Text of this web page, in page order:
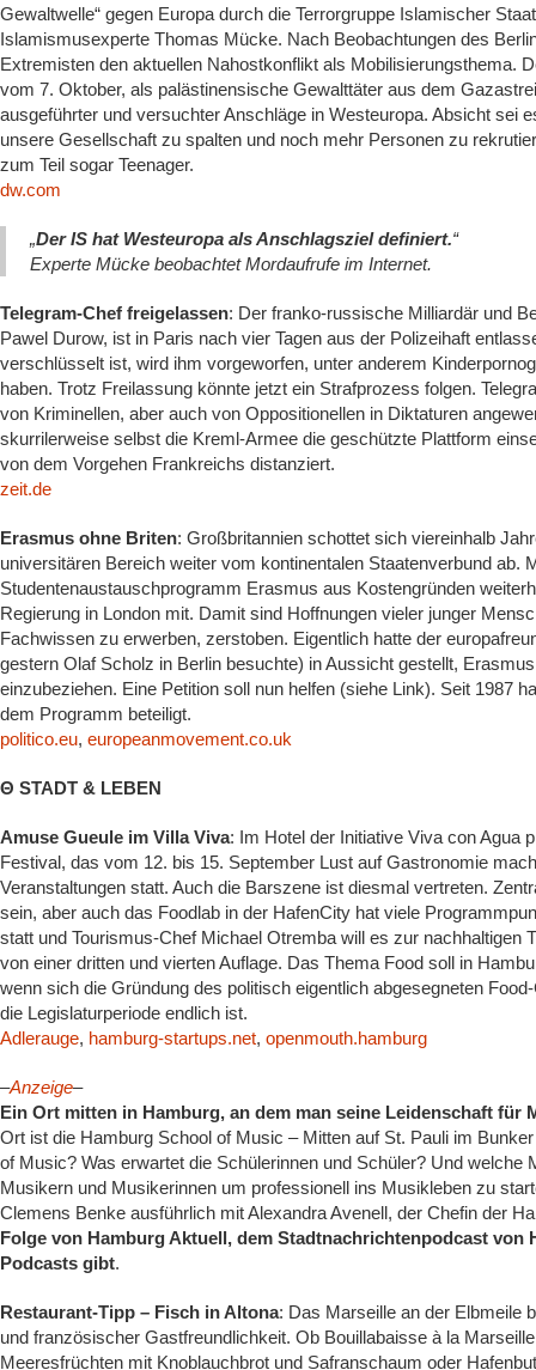
Gewaltwelle“ gegen Europa durch die Terrorgruppe Islamischer
Islamismusexperte Thomas Mücke. Nach Beobachtungen des
Extremisten den aktuellen Nahostkonflikt als Mobilisierungsthema.
vom 7. Oktober, als palästinensische Gewalttäter aus dem
ausgeführter und versuchter Anschläge in Westeuropa. Absicht sei
unsere Gesellschaft zu spalten und noch mehr Personen zu
zum Teil sogar Teenager.
dw.com
„Der IS hat Westeuropa als Anschlagsziel definiert.“
Experte Mücke beobachtet Mordaufrufe im Internet.
Telegram-Chef freigelassen: Der franko-russische Milliardär und
Pawel Durow, ist in Paris nach vier Tagen aus der Polizeihaft
verschlüsselt ist, wird ihm vorgeworfen, unter anderem
haben. Trotz Freilassung könnte jetzt ein Strafprozess folgen.
von Kriminellen, aber auch von Oppositionellen in Diktaturen
skurrilerweise selbst die Kreml-Armee die geschützte Plattform
von dem Vorgehen Frankreichs distanziert.
zeit.de
Erasmus ohne Briten: Großbritannien schottet sich viereinhalb
universitären Bereich weiter vom kontinentalen Staatenverbund ab.
Studentenaustauschprogramm Erasmus aus Kostengründen
Regierung in London mit. Damit sind Hoffnungen vieler junger
Fachwissen zu erwerben, zerstoben. Eigentlich hatte der
gestern Olaf Scholz in Berlin besuchte) in Aussicht gestellt,
einzubeziehen. Eine Petition soll nun helfen (siehe Link). Seit 1987
dem Programm beteiligt.
politico.eu, europeanmovement.co.uk
Θ STADT & LEBEN
Amuse Gueule im Villa Viva: Im Hotel der Initiative Viva con Agua
Festival, das vom 12. bis 15. September Lust auf Gastronomie
Veranstaltungen statt. Auch die Barszene ist diesmal vertreten.
sein, aber auch das Foodlab in der HafenCity hat viele
statt und Tourismus-Chef Michael Otremba will es zur nachhaltigen
von einer dritten und vierten Auflage. Das Thema Food soll in
wenn sich die Gründung des politisch eigentlich abgesegneten
die Legislaturperiode endlich ist.
Adlerauge, hamburg-startups.net, openmouth.hamburg
–Anzeige–
Ein Ort mitten in Hamburg, an dem man seine Leidenschaft für
Ort ist die Hamburg School of Music – Mitten auf St. Pauli im
of Music? Was erwartet die Schülerinnen und Schüler? Und welche
Musikern und Musikerinnen um professionell ins Musikleben zu
Clemens Benke ausführlich mit Alexandra Avenell, der Chefin der
Folge von Hamburg Aktuell, dem Stadtnachrichtenpodcast von
Podcasts gibt.
Restaurant-Tipp – Fisch in Altona: Das Marseille an der Elbmeile
und französischer Gastfreundlichkeit. Ob Bouillabaisse à la
Meeresfrüchten mit Knoblauchbrot und Safranschaum oder